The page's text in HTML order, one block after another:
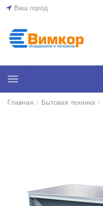
Ваш город
Главная / Бытовая техника /